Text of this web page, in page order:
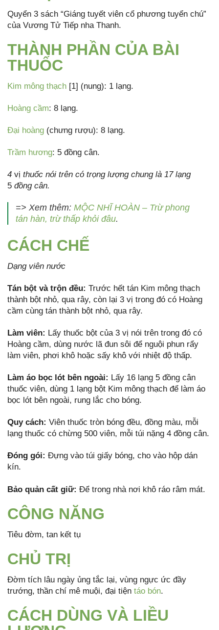
Quyển 3 sách “Giáng tuyết viên cổ phương tuyển chú”
của Vương Tử Tiếp nha Thanh.
THÀNH PHẦN CỦA BÀI
THUỐC
Kim mông thạch [1] (nung): 1 lạng.
Hoàng cầm: 8 lạng.
Đại hoàng (chưng rượu): 8 lạng.
Trầm hương: 5 đồng cân.
4 vị thuốc nói trên có trọng lượng chung là 17 lạng
5 đồng cân.
=> Xem thêm: MỘC NHĨ HOÀN – Trừ phong
tán hàn, trừ thấp khỏi đâu.
CÁCH CHẾ
Dạng viên nước
Tán bột và trộn đều: Trước hết tán Kim mông thạch
thành bột nhỏ, qua rây, còn lại 3 vị trong đó có Hoàng
cầm cùng tán thành bột nhỏ, qua rây.
Làm viên: Lấy thuốc bột của 3 vị nói trên trong đó có
Hoàng cầm, dùng nước lã đun sôi để nguội phun rẩy
làm viên, phơi khô hoặc sấy khô với nhiệt độ thấp.
Làm áo bọc lót bên ngoài: Lấy 16 lạng 5 đồng cân
thuốc viên, dùng 1 lạng bột Kim mông thạch để làm áo
bọc lót bên ngoài, rung lắc cho bóng.
Quy cách: Viên thuốc tròn bóng đều, đồng màu, mỗi
lạng thuốc có chừng 500 viên, mỗi túi nặng 4 đồng cân.
Đóng gói: Đựng vào túi giấy bóng, cho vào hộp dán
kín.
Bảo quản cất giữ: Để trong nhà nơi khô ráo râm mát.
CÔNG NĂNG
Tiêu đờm, tan kết tụ
CHỦ TRỊ
Đờm tích lâu ngày ủng tắc lại, vùng ngực ức đầy
trướng, thần chí mê muội, đại tiện táo bón.
CÁCH DÙNG VÀ LIỀU